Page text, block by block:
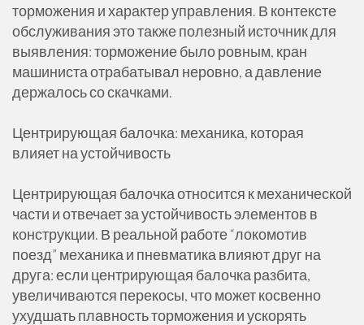
торможения и характер управления. В контексте
обслуживания это также полезный источник для
выявления: торможение было ровным, кран
машиниста отрабатывал неровно, а давление
держалось со скачками.
Центрирующая балочка: механика, которая
влияет на устойчивость
Центрирующая балочка относится к механической
части и отвечает за устойчивость элементов в
конструкции. В реальной работе “локомотив
поезд” механика и пневматика влияют друг на
друга: если центрирующая балочка разбита,
увеличиваются перекосы, что может косвенно
ухудшать плавность торможения и ускорять